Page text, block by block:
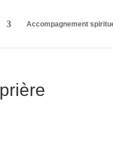
Accompagnement